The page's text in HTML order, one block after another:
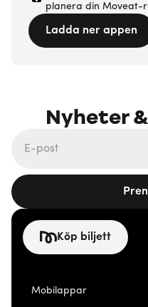
planera din Moveat-
Ladda ner appen
Nyheter
Köp biljett
Mobilappar